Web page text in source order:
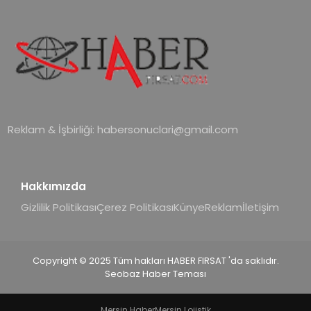
Reklam & İşbirliği: habersonuclari@gmail.com
Hakkımızda
Gizlilik PolitikasıÇerez PolitikasıKünyeReklamİletişim
Copyright © 2025 Tüm hakları HABER FIRSAT 'da saklıdır.
Seobaz Haber Teması